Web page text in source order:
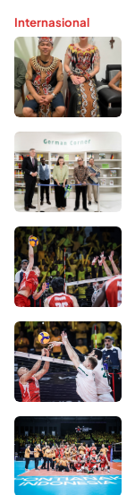
Internasional